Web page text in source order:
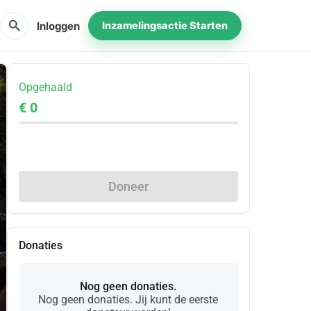
search Inloggen Inzamelingsactie Starten
Opgehaald
€ 0
Doneer
Donaties
Nog geen donaties.
Nog geen donaties. Jij kunt de eerste